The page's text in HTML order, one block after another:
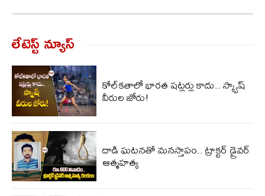
లేటెస్ట్ న్యూస్‌
కోల్‌కతాలో భారత షట్లర్లు కాదు.. స్క్వాష్
వీరుల జోరు!
దాడి ఘటనతో మనస్తాపం.. ట్రాక్టర్ డ్రైవర్
ఆత్మహత్య